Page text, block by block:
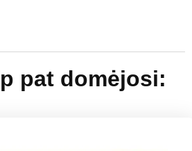
pat domėjosi: